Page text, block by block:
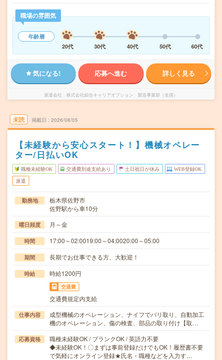
職場の雰囲気
年齢層
20代
30代 40代 50代 60代
気になる! 応募へ進む 詳しく見る
派遣会社 株式会社綜合キャリアオプション 製造事業部（全国）
未読 掲載日 2026/08/05
【未経験から安心スタート！】機械オペレー
ター/日払いOK
職種未経験OK 交通費別途支給あり 土日祝日が休み WEB登録OK
派遣
勤務地
栃木県佐野市
佐野駅から車10分
曜日頻度 月～金
時間 17:00～02:0019:00～04:0020:00～05:00
期間 長期でお仕事できる方、大歓迎！
時給 時給1200円
交通費
交通費規定内支給
仕事内容
成型機械のオペレーション、ナイフでバリ取り、自動加工
機のオペレーション、傷の検査、部品の取り付け【取…
応募資格
職種未経験OK / ブランクOK / 英語力不要
◆未経験OK！〇まずは事前登録だけでもOK！履歴書不要
で気軽にオンライン登録★氏名・職種などを入力す…